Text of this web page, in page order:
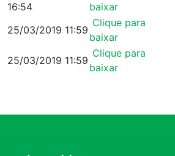
16:54
baixar
25/03/2019 11:59
Clique para
baixar
25/03/2019 11:59
Clique para
baixar